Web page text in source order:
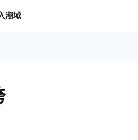
潮域